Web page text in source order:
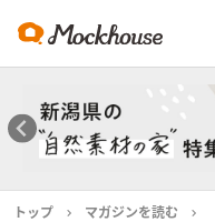
トップ マガジンを読む